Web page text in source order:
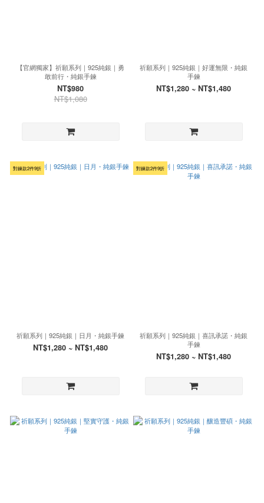
【官網獨家】祈願系列｜925純銀｜勇
敢前行・純銀手鍊
NT$980
NT$1,080
祈願系列｜925純銀｜好運無限・純銀
手鍊
NT$1,280 ~ NT$1,480
對鍊款2件9折
祈願系列｜925純銀｜日月・純銀手鍊
NT$1,280 ~ NT$1,480
對鍊款2件9折
祈願系列｜925純銀｜喜訊承諾・純銀
手鍊
NT$1,280 ~ NT$1,480